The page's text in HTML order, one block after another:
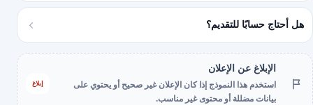
هل أحتاج حسابًا للتقديم؟
الإبلاغ عن الإعلان
استخدم هذا النموذج إذا كان الإعلان غير صحيح أو يحتوي على
بيانات مضللة أو محتوى غير مناسب.
إبلاغ